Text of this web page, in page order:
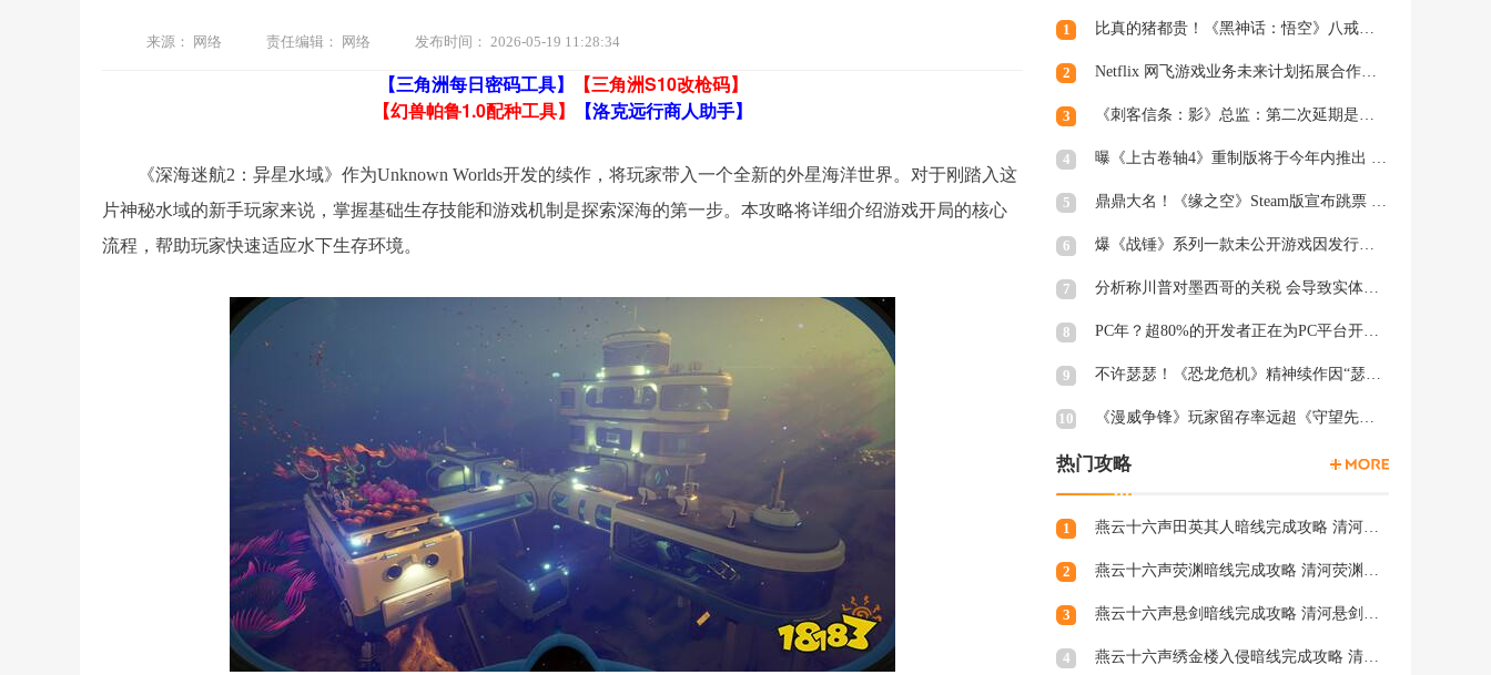
来源： 网络 责任编辑： 网络 发布时间： 2026-05-19 11:28:34
【三角洲每日密码工具】
【三角洲S10改枪码】
【幻兽帕鲁1.0配种工具】
【洛克远行商人助手】
《深海迷航2：异星水域》作为Unknown Worlds开发的续作，将玩家带入一个全新的外星海洋世界。对于刚踏入这
片神秘水域的新手玩家来说，掌握基础生存技能和游戏机制是探索深海的第一步。本攻略将详细介绍游戏开局的核心
流程，帮助玩家快速适应水下生存环境。
1 比真的猪都贵！《黑神话：悟空》八戒手办开订：根根分明的猪毛
2 Netflix 网飞游戏业务未来计划拓展合作和家庭类游戏
3 《刺客信条：影》总监：第二次延期是因为屋顶太复杂
4 曝《上古卷轴4》重制版将于今年内推出 虚幻5加持
5 鼎鼎大名！《缘之空》Steam版宣布跳票 将延期至2月28日发售
6 爆《战锤》系列一款未公开游戏因发行商撤资而夭折，开发被迫中断
7 分析称川普对墨西哥的关税 会导致实体游戏价格上涨
8 PC年？超80%的开发者正在为PC平台开发游戏 NS2为8%
9 不许瑟瑟！《恐龙危机》精神续作因“瑟瑟Mod”拒绝登陆PC
10 《漫威争锋》玩家留存率远超《守望先锋2》、《绝地潜兵2》等游戏
热门攻略
1 燕云十六声田英其人暗线完成攻略 清河田英其人暗涌怎么触发
2 燕云十六声荧渊暗线完成攻略 清河荧渊暗涌怎么触发
3 燕云十六声悬剑暗线完成攻略 清河悬剑暗涌怎么触发
4 燕云十六声绣金楼入侵暗线完成攻略 清河绣金楼入侵暗涌怎么触发